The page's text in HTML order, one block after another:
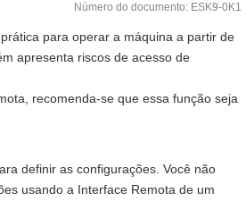
Número do documento: ESK9-0K1
para operar a máquina a partir de
apresenta riscos de acesso de
recomenda-se que essa função seja
definir as configurações. Você não
usando a Interface Remota de um